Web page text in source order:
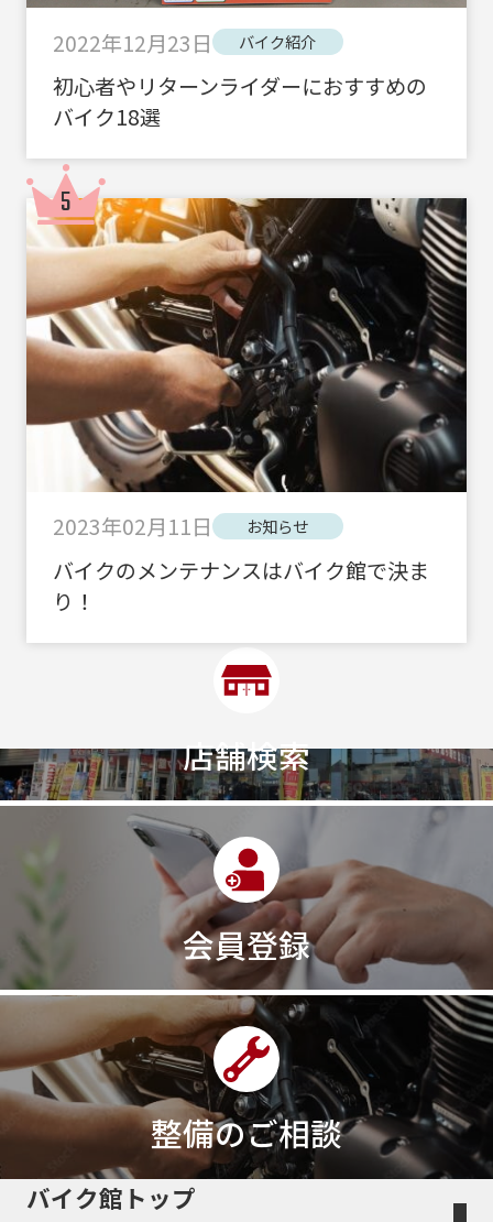
2022年12月23日 バイク紹介
初心者やリターンライダーにおすすめの
バイク18選
2023年02月11日 お知らせ
バイクのメンテナンスはバイク館で決ま
り！
店舗検索
会員登録
整備のご相談
バイク館トップ